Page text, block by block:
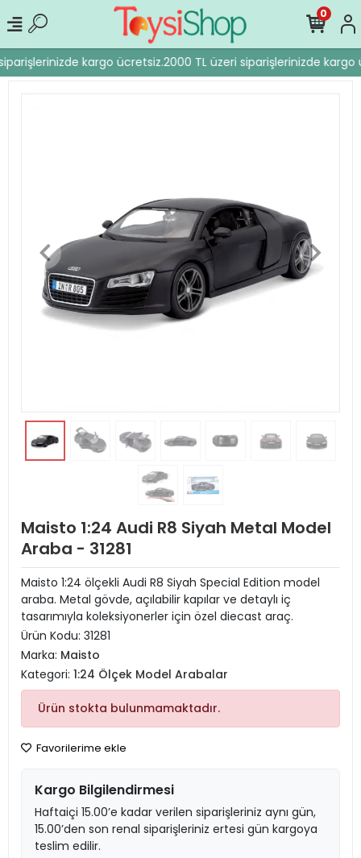
kargo ücretsiz.2000 TL üzeri siparişlerinizde kargo
0
Maisto 1:24 Audi R8 Siyah Metal Model
Araba - 31281
Maisto 1:24 ölçekli Audi R8 Siyah Special Edition model
araba. Metal gövde, açılabilir kapılar ve detaylı iç
tasarımıyla koleksiyonerler için özel diecast araç.
Ürün Kodu: 31281
Marka: Maisto
Kategori: 1:24 Ölçek Model Arabalar
Ürün stokta bulunmamaktadır.
Favorilerime ekle
Kargo Bilgilendirmesi
Haftaiçi 15.00’e kadar verilen siparişleriniz aynı gün,
15.00’den son renal siparişleriniz ertesi gün kargoya
teslim edilir.